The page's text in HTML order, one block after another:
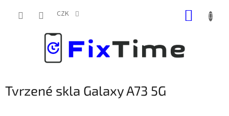
CZK
Tvrzené skla Galaxy A73 5G